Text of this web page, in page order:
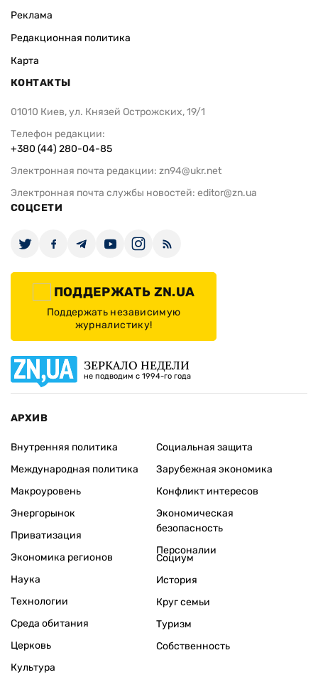
Реклама
Редакционная политика
Карта
КОНТАКТЫ
01010 Киев, ул. Князей Острожских, 19/1
Телефон редакции:
+380 (44) 280-04-85
Электронная почта редакции: zn94@ukr.net
Электронная почта службы новостей: editor@zn.ua
СОЦСЕТИ
ПОДДЕРЖАТЬ ZN.UA
Поддержать независимую
журналистику!
ЗЕРКАЛО НЕДЕЛИ
не подводим с 1994-го года
АРХИВ
Внутренняя политика
Международная политика
Макроуровень
Энергорынок
Приватизация
Экономика регионов
Социальная защита
Зарубежная экономика
Конфликт интересов
Экономическая
безопасность
Персоналии
Наука
Технологии
Среда обитания
Церковь
Культура
Социум
История
Круг семьи
Туризм
Собственность